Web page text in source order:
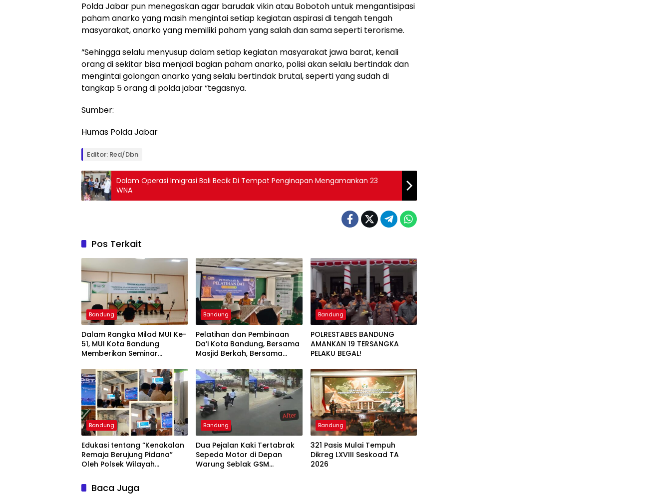
Polda Jabar pun menegaskan agar barudak vikin atau Bobotoh untuk mengantisipasi
paham anarko yang masih mengintai setiap kegiatan aspirasi di tengah tengah
masyarakat, anarko yang memiliki paham yang salah dan sama seperti terorisme.
“Sehingga selalu menyusup dalam setiap kegiatan masyarakat jawa barat, kenali
orang di sekitar bisa menjadi bagian paham anarko, polisi akan selalu bertindak dan
mengintai golongan anarko yang selalu bertindak brutal, seperti yang sudah di
tangkap 5 orang di polda jabar “tegasnya.
Sumber:
Humas Polda Jabar
Editor: Red/Dbn
Dalam Operasi Imigrasi Bali Becik Di Tempat Penginapan Mengamankan 23
WNA
Pos Terkait
Bandung
Dalam Rangka Milad MUI Ke-
51, MUI Kota Bandung
Memberikan Seminar
Pesantren di Kota Bandung
Bandung
Pelatihan dan Pembinaan
Da’i Kota Bandung, Bersama
Masjid Berkah, Bersama
Bandung
POLRESTABES BANDUNG
AMANKAN 19 TERSANGKA
PELAKU BEGAL!
Bandung
Edukasi tentang “Kenakalan
Remaja Berujung Pidana”
Oleh Polsek Wilayah
SMK Muhammadiyah 3
Bandung
Bandung
Dua Pejalan Kaki Tertabrak
Sepeda Motor di Depan
Warung Seblak GSM
Bandung
321 Pasis Mulai Tempuh
Dikreg LXVIII Seskoad TA
2026
Baca Juga